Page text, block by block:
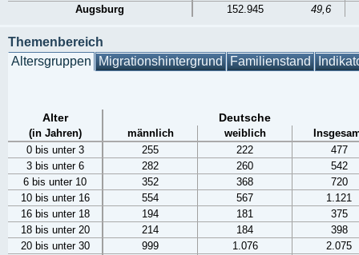
Augsburg
152.945 49,6
Themenbereich
Altersgruppen Migrationshintergrund Familienstand
Alter Deutsche
(in Jahren) männlich weiblich
0 bis unter 3
255 222
477
3 bis unter 6
282 260
542
6 bis unter 10
352 368
720
10 bis unter 16
554 567
1.121
16 bis unter 18
194 181
375
18 bis unter 20
214 184
398
20 bis unter 30
999 1.076
2.075